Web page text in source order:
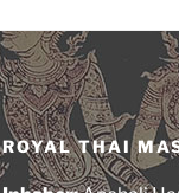
ROYAL THAI